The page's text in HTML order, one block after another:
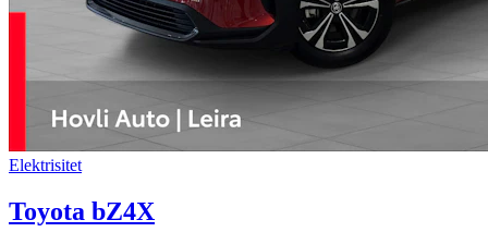
Elektrisitet
Toyota bZ4X